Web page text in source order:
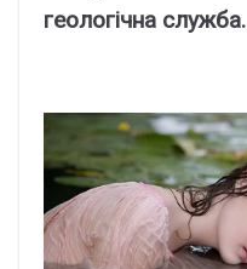
геологічна служба.